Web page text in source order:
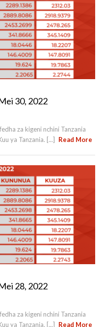
30, 2022
za kigeni nchini Tanzania
ya Tanzania. [...]
Read More
28, 2022
za kigeni nchini Tanzania
ya Tanzania. [...]
Read More